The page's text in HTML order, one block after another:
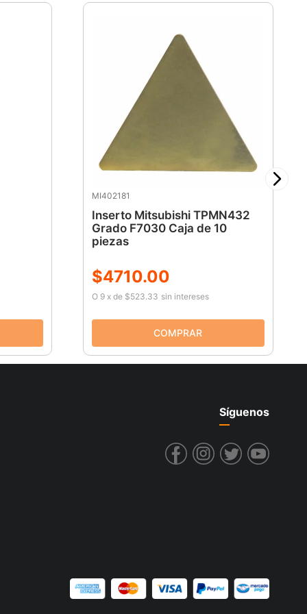
MI402181
Inserto Mitsubishi TPMN432
Grado F7030 Caja de 10
piezas
$4710.00
O 9 xde $523.33 sin intereses
Síguenos